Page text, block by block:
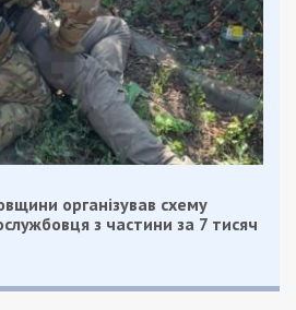
поетапний процес
У розрахунках 2017 року
вчасно (тобто в 60 років)
тільки 55% українців.
працювати до 63 та 65 років.
подібне нововведення,
що українці
від повномасштабної
карантину (що призвело
для великої кількості